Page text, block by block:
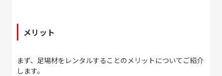
メリット
まず、足場材をレンタルすることのメリットについてご紹介
します。